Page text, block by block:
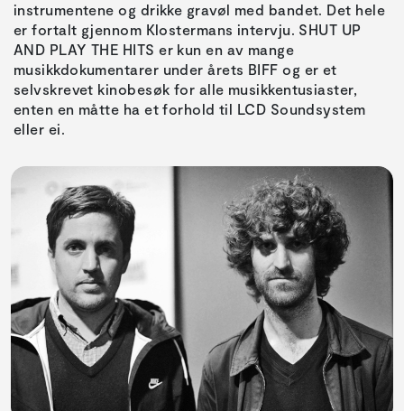
instrumentene og drikke gravøl med bandet. Det hele
er fortalt gjennom Klostermans intervju. SHUT UP
AND PLAY THE HITS er kun en av mange
musikkdokumentarer under årets BIFF og er et
selvskrevet kinobesøk for alle musikkentusiaster,
enten en måtte ha et forhold til LCD Soundsystem
eller ei.